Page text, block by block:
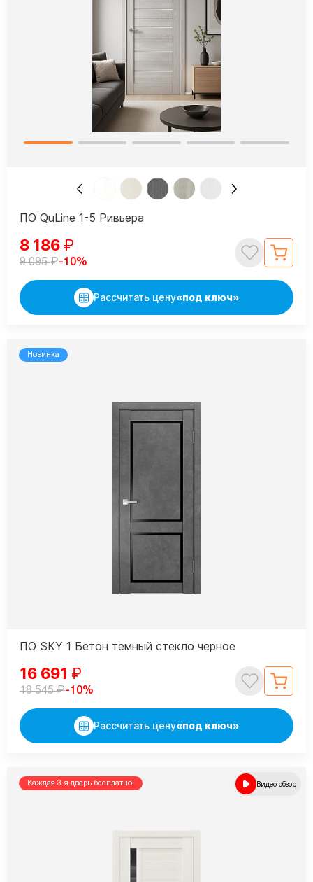
ПО QuLine 1-5 Ривьера
8 186 ₽
9 095₽-10%
Рассчитать цену«под ключ»
Новинка
ПО SKY 1 Бетон темный стекло черное
16 691 ₽
18 545₽-10%
Рассчитать цену«под ключ»
Каждая 3-я дверь бесплатно! Видео обзор